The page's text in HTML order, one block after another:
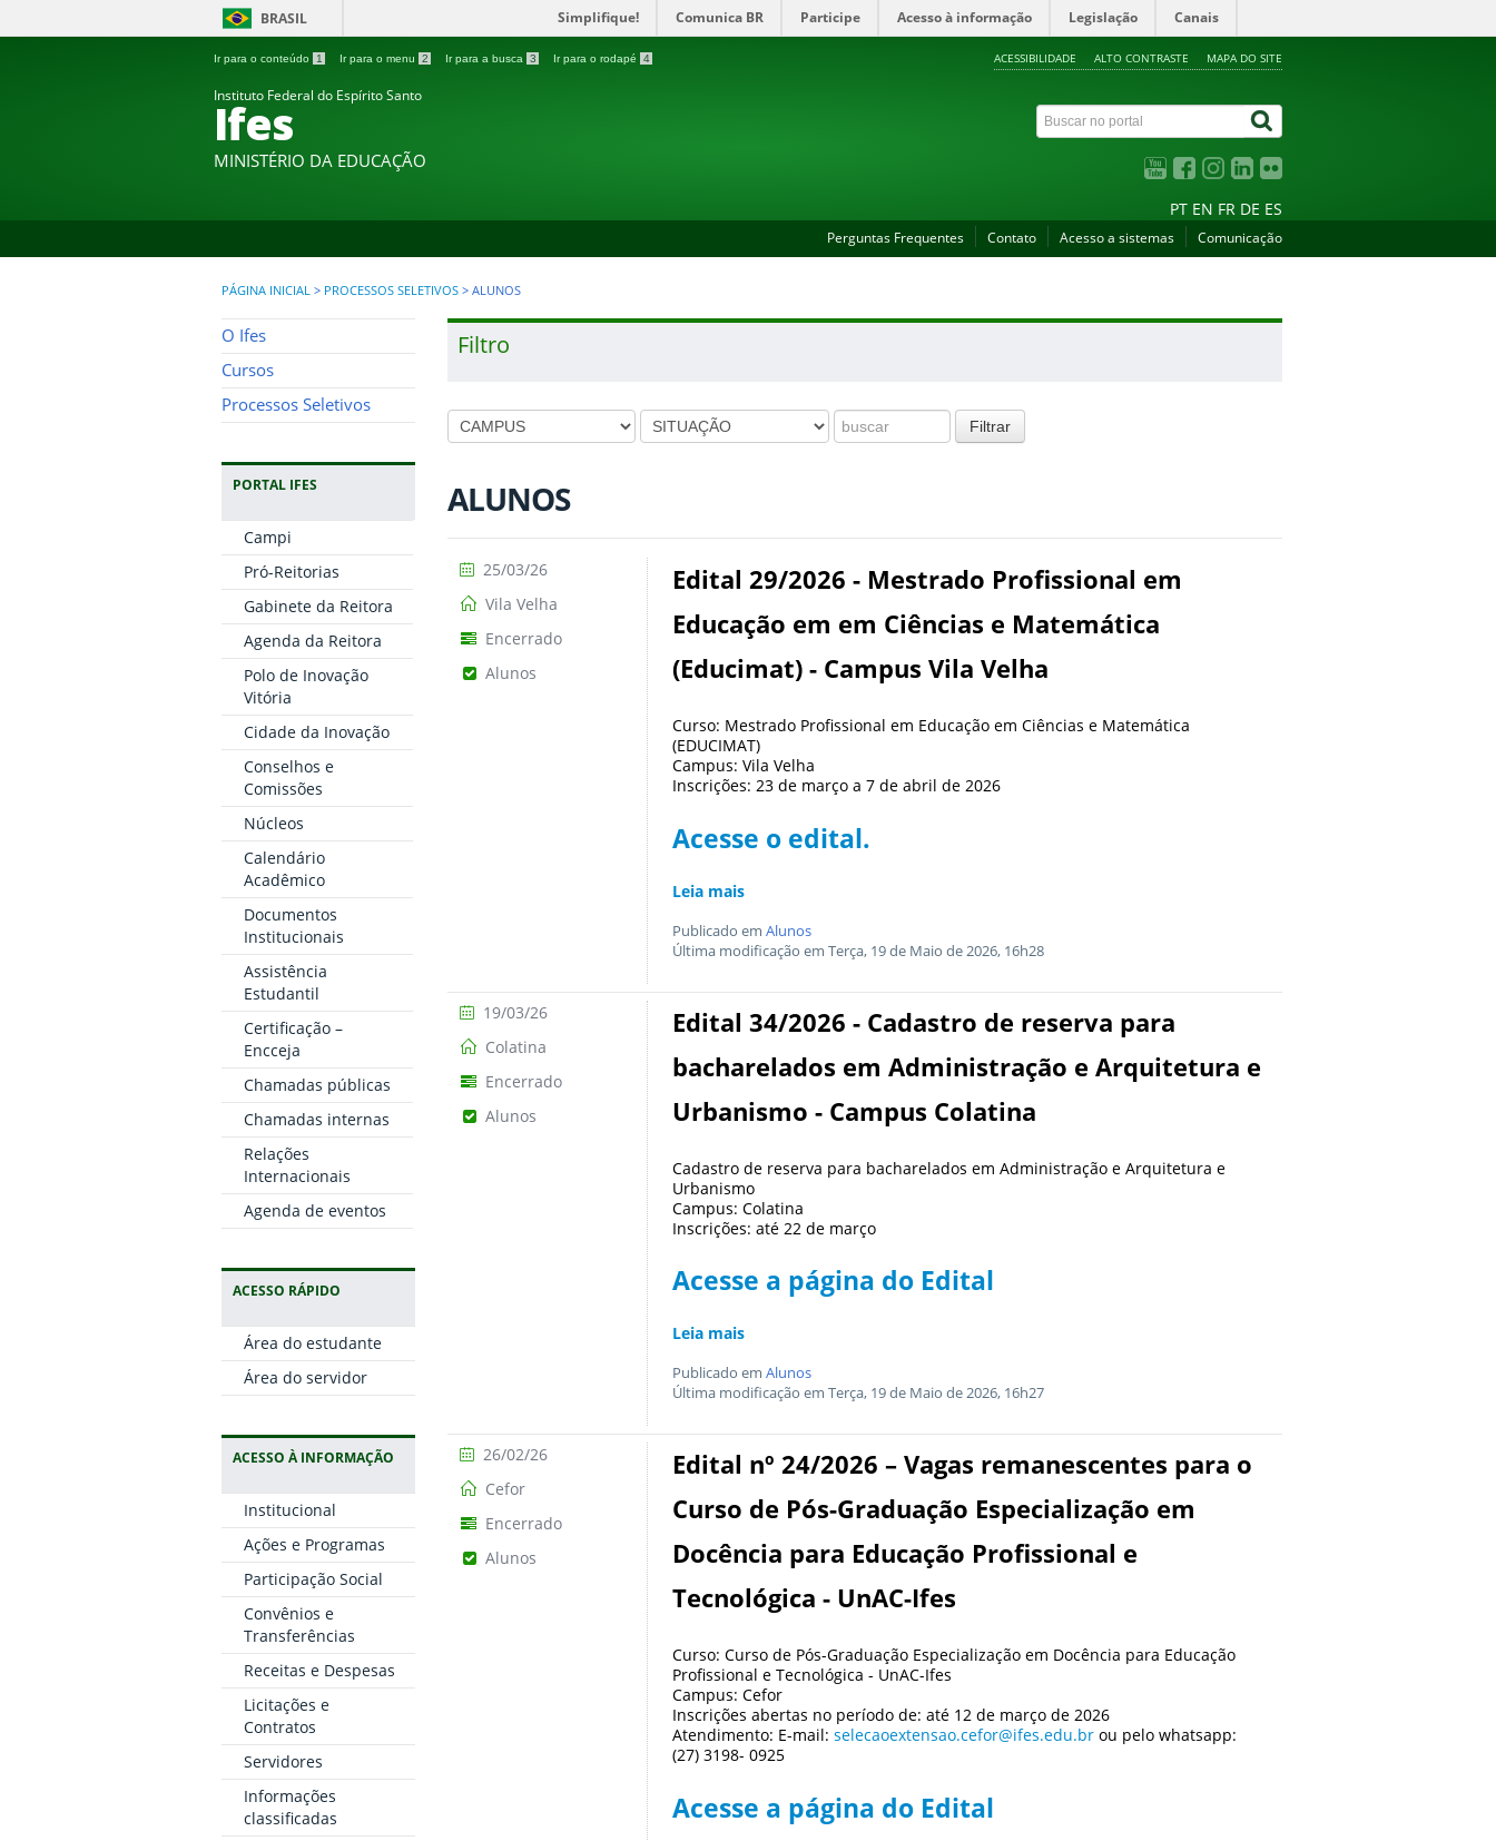
BRASIL Simplifique! Comunica BR Participe Acesso à informação Legislação Canais
Ir para o conteúdo 1 Ir para o menu 2 Ir para a busca 3 Ir para o rodapé 4 ACESSIBILIDADE ALTO CONTRASTE MAPA DO SITE
Instituto Federal do Espírito Santo
Ifes
MINISTÉRIO DA EDUCAÇÃO
PT EN FR DE ES
Perguntas Frequentes Contato Acesso a sistemas Comunicação
PÁGINA INICIAL > PROCESSOS SELETIVOS > ALUNOS
O Ifes
Cursos
Processos Seletivos
PORTAL IFES
Campi
Pró-Reitorias
Gabinete da Reitora
Agenda da Reitora
Polo de Inovação
Vitória
Cidade da Inovação
Conselhos e
Comissões
Núcleos
Calendário
Acadêmico
Documentos
Institucionais
Assistência
Estudantil
Certificação –
Encceja
Chamadas públicas
Chamadas internas
Relações
Internacionais
Agenda de eventos
ACESSO RÁPIDO
Área do estudante
Área do servidor
ACESSO À INFORMAÇÃO
Institucional
Ações e Programas
Participação Social
Convênios e
Transferências
Receitas e Despesas
Licitações e
Contratos
Servidores
Informações
classificadas
Filtro
ALUNOS
Edital 29/2026 - Mestrado Profissional em
Educação em em Ciências e Matemática
(Educimat) - Campus Vila Velha
Curso: Mestrado Profissional em Educação em Ciências e Matemática
(EDUCIMAT)
Campus: Vila Velha
Inscrições: 23 de março a 7 de abril de 2026
Acesse o edital.
Leia mais
Publicado em Alunos
Última modificação em Terça, 19 de Maio de 2026, 16h28
25/03/26
Vila Velha
Encerrado
Alunos
Edital 34/2026 - Cadastro de reserva para
bacharelados em Administração e Arquitetura e
Urbanismo - Campus Colatina
Cadastro de reserva para bacharelados em Administração e Arquitetura e
Urbanismo
Campus: Colatina
Inscrições: até 22 de março
Acesse a página do Edital
Leia mais
Publicado em Alunos
Última modificação em Terça, 19 de Maio de 2026, 16h27
19/03/26
Colatina
Encerrado
Alunos
Edital nº 24/2026 – Vagas remanescentes para o
Curso de Pós-Graduação Especialização em
Docência para Educação Profissional e
Tecnológica - UnAC-Ifes
Curso: Curso de Pós-Graduação Especialização em Docência para Educação
Profissional e Tecnológica - UnAC-Ifes
Campus: Cefor
Inscrições abertas no período de: até 12 de março de 2026
Atendimento: E-mail: selecaoextensao.cefor@ifes.edu.brou pelo whatsapp:
(27) 3198- 0925
Acesse a página do Edital
26/02/26
Cefor
Encerrado
Alunos